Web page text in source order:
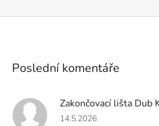
Poslední komentáře
Zakončovací lišta Dub
14.5.2026